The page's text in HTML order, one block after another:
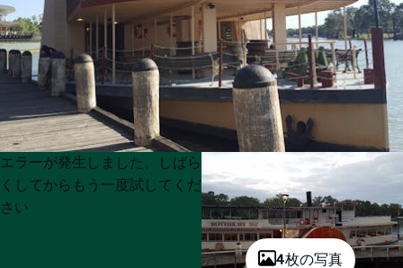
4枚の写真
Product
List
Product
List
エラーが発生しました。しばら
くしてからもう一度試してくだ
さい